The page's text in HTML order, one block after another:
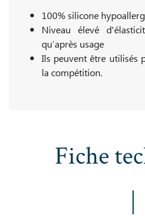
100% silicone
Niveau élevé
qu’après usage
Ils peuvent être utilisés
la compétition.
Fiche